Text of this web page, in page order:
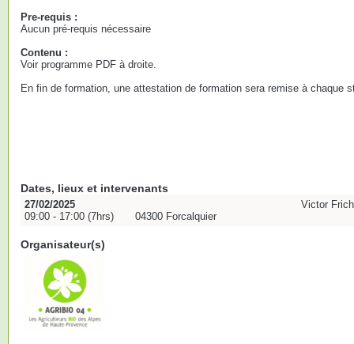
Pre-requis :
Aucun pré-requis nécessaire
Contenu :
Voir programme PDF à droite.
En fin de formation, une attestation de formation sera remise à chaque
Dates, lieux et intervenants
27/02/2025
09:00 - 17:00 (7hrs)
04300 Forcalquier
Victor
Organisateur(s)